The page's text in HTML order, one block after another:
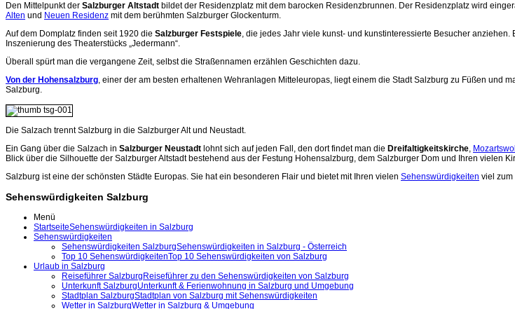
Den Mittelpunkt der Salzburger Altstadt bildet der Residenzplatz mit dem barocken Residenzbrunnen. Der Residenzplatz wird
Alten und Neuen Residenz mit dem berühmten Salzburger Glockenturm.
Auf dem Domplatz finden seit 1920 die Salzburger Festspiele, die jedes Jahr viele kunst- und kunstinteressierte Besucher
Inszenierung des Theaterstücks „Jedermann“.
Überall spürt man die vergangene Zeit, selbst die Straßennamen erzählen Geschichten dazu.
Von der Hohensalzburg, einer der am besten erhaltenen Wehranlagen Mitteleuropas, liegt einem die Stadt Salzburg zu Füßen und
Salzburg.
Die Salzach trennt Salzburg in die Salzburger Alt und Neustadt.
Ein Gang über die Salzach in Salzburger Neustadt lohnt sich auf jeden Fall, den dort findet man die Dreifaltigkeitskirche,
Blick über die Silhouette der Salzburger Altstadt bestehend aus der Festung Hohensalzburg, dem Salzburger Dom und Ihren vielen
Salzburg ist eine der schönsten Städte Europas. Sie hat ein besonderen Flair und bietet mit Ihren vielen Sehenswürdigkeiten viel zum
Sehenswürdigkeiten Salzburg
Menü
StartseiteSehenswürdigkeiten in Salzburg
Sehenswürdigkeiten
Sehenswürdigkeiten SalzburgSehenswürdigkeiten in Salzburg - Österreich
Top 10 SehenswürdigkeitenTop 10 Sehenswürdigkeiten von Salzburg
Urlaub in Salzburg
Reiseführer Salzburg Reiseführer zu den Sehenswürdigkeiten von Salzburg
Unterkunft SalzburgUnterkunft & Ferienwohnung in Salzburg und Umgebung
Stadtplan SalzburgStadtplan von Salzburg mit Sehenswürdigkeiten
Wetter in SalzburgWetter in Salzburg & Umgebung